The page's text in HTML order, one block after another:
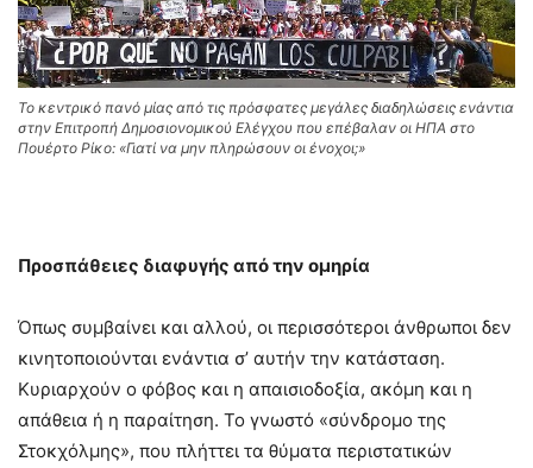
Το κεντρικό πανό μίας από τις πρόσφατες μεγάλες διαδηλώσεις ενάντια
στην Επιτροπή Δημοσιονομικού Ελέγχου που επέβαλαν οι ΗΠΑ στο
Πουέρτο Ρίκο: «Γιατί να μην πληρώσουν οι ένοχοι;»
Προσπάθειες διαφυγής από την ομηρία
Όπως συμβαίνει και αλλού, οι περισσότεροι άνθρωποι δεν
κινητοποιούνται ενάντια σ’ αυτήν την κατάσταση.
Κυριαρχούν ο φόβος και η απαισιοδοξία, ακόμη και η
απάθεια ή η παραίτηση. Το γνωστό «σύνδρομο της
Στοκχόλμης», που πλήττει τα θύματα περιστατικών